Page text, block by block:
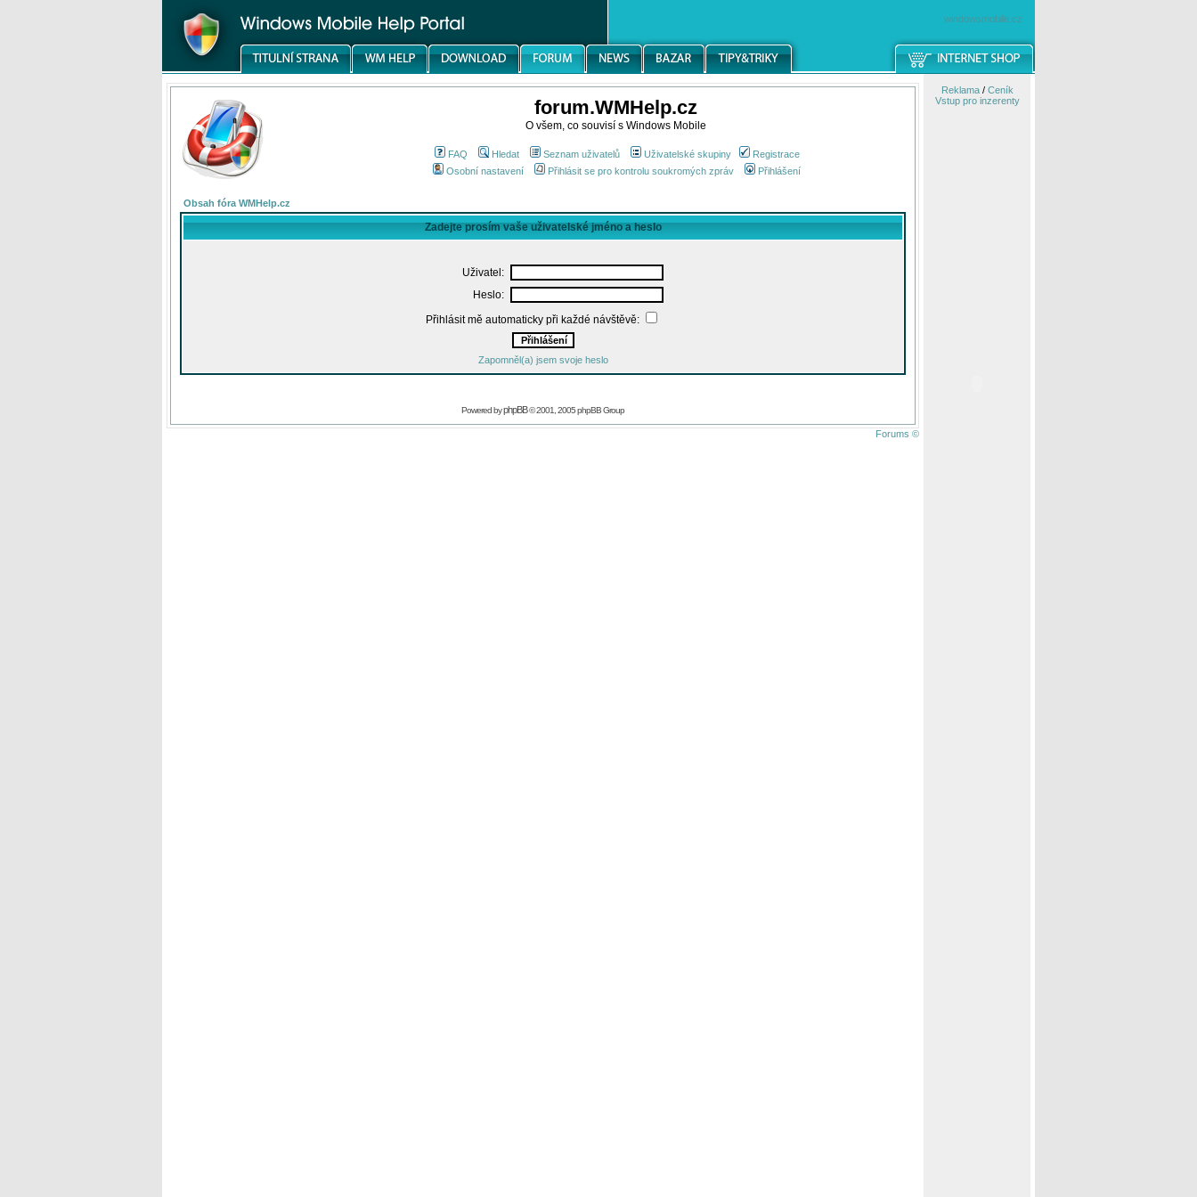
windowsmobile.cz
forum.WMHelp.cz
O všem, co souvisí s Windows Mobile
FAQ Hledat Seznam uživatelů Uživatelské skupiny
Registrace
Osobní nastavení
Přihlásit se pro kontrolu soukromých zpráv Přihlášení
Obsah fóra WMHelp.cz
Zadejte prosím vaše uživatelské jméno a heslo
Uživatel:
Heslo:
Přihlásit mě automaticky při každé návštěvě:
Zapomněl(a) jsem svoje heslo
Powered byphpBB© 2001, 2005 phpBB Group
Forums ©
Reklama/ Ceník
Vstup pro inzerenty